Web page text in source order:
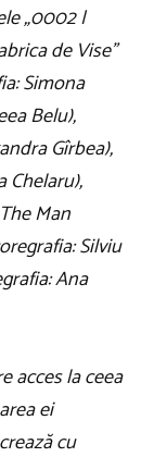
„0002 |
de Vise”
Simona
Belu),
Gîrbea),
Chelaru),
Man
Silviu
Ana
acces la ceea
ei
cu